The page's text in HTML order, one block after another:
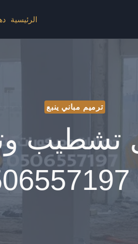
الرئيسية
ترميم مباني ينبع
تشطيب